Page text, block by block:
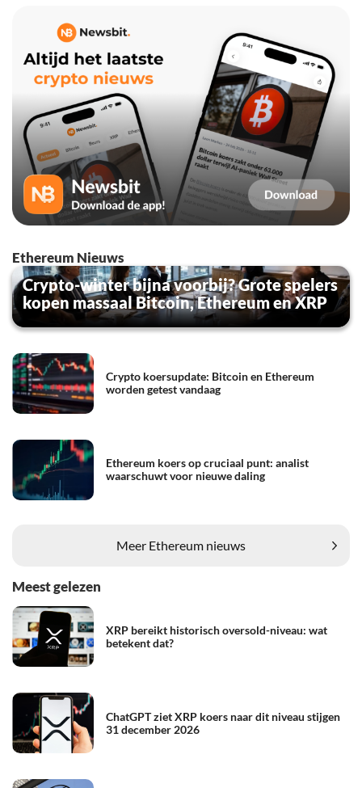
Ethereum Nieuws
Crypto-winter bijna voorbij? Grote spelers
kopen massaal Bitcoin, Ethereum en XRP
Crypto koersupdate: Bitcoin en Ethereum
worden getest vandaag
Ethereum koers op cruciaal punt: analist
waarschuwt voor nieuwe daling
Meer Ethereum nieuws
Meest gelezen
XRP bereikt historisch oversold-niveau: wat
betekent dat?
ChatGPT ziet XRP koers naar dit niveau stijgen
31 december 2026